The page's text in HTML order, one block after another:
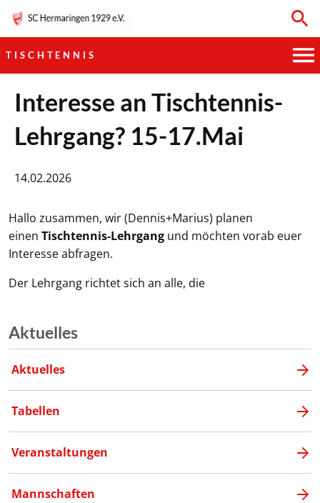
TISCHTENNIS
HAUPTVEREIN
SPORTKEGELN
TISCHTENNIS
BOGENSCHIESSEN
Interesse an Tischtennis-
Lehrgang? 15-17.Mai
14.02.2026
Hallo zusammen, wir (Dennis+Marius) planen
einen Tischtennis-Lehrgang und möchten vorab euer
Interesse abfragen.
Der Lehrgang richtet sich an alle, die
Aktuelles
Aktuelles
Tabellen
Veranstaltungen
Mannschaften